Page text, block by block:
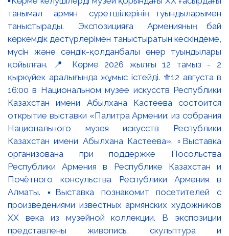
танымал армян суретшілерінің туындыларымен
таныстырады. Экспозицияға Арменияның бай
көркемдік дәстүрлерімен таныстыратын кескіндеме,
мүсін және сәндік-қолданбалы өнер туындылары
қойылған. 📍 Көрме 2026 жылғы 12 тамыз - 2
қыркүйек аралығында жұмыс істейді. ⚜️12 августа в
16:00 в Национальном музее искусств Республики
Казахстан имени Абылхана Кастеева состоится
открытие выставки «Палитра Армении: из собрания
Национального музея искусств Республики
Казахстан имени Абылхана Кастеева». ▫️Выставка
организована при поддержке Посольства
Республики Армения в Республике Казахстан и
Почётного консульства Республики Армения в
Алматы. ▪️Выставка познакомит посетителей с
произведениями известных армянских художников
XX века из музейной коллекции. В экспозиции
представлены живопись, скульптура и